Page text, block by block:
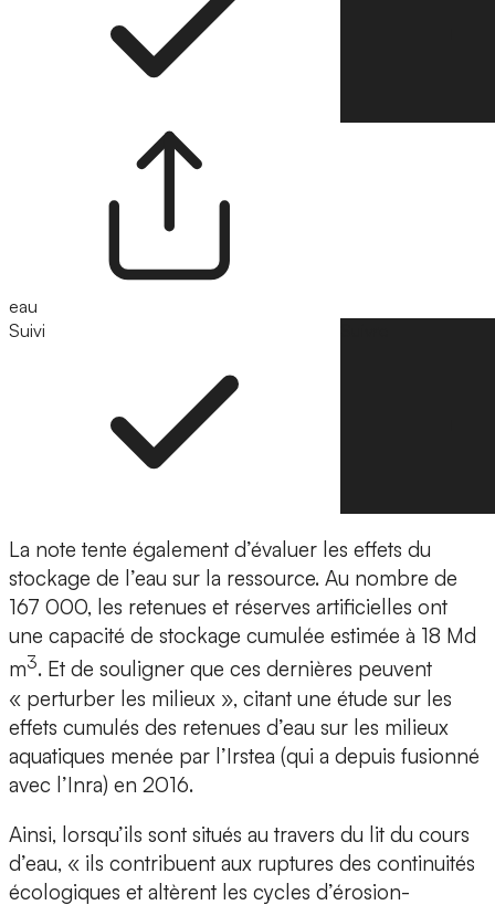
eau
Suivi
La note tente également d’évaluer les effets du
stockage de l’eau sur la ressource. Au nombre de
167 000, les retenues et réserves artificielles ont
une capacité de stockage cumulée estimée à 18 Md
m3. Et de souligner que ces dernières peuvent
« perturber les milieux », citant une étude sur les
effets cumulés des retenues d’eau sur les milieux
aquatiques menée par l’Irstea (qui a depuis fusionné
avec l’Inra) en 2016.
Ainsi, lorsqu’ils sont situés au travers du lit du cours
d’eau, « ils contribuent aux ruptures des continuités
écologiques et altèrent les cycles d’érosion-